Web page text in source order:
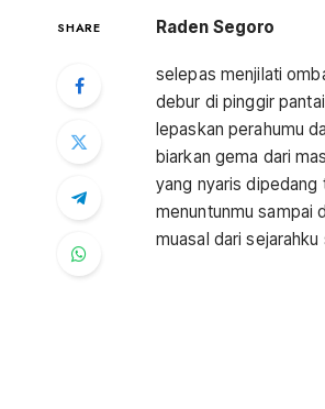
SHARE Raden Segoro
selepas menjilati
debur di pinggir
lepaskan perahumu
biarkan gema dari
yang nyaris dipedang
menuntunmu sampai
muasal dari sejarahku